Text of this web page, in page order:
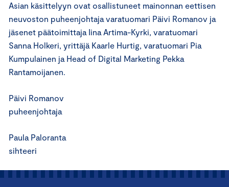
Asian käsittelyyn ovat osallistuneet mainonnan eettisen
neuvoston puheenjohtaja varatuomari Päivi Romanov ja
jäsenet päätoimittaja Iina Artima-Kyrki, varatuomari
Sanna Holkeri, yrittäjä Kaarle Hurtig, varatuomari Pia
Kumpulainen ja Head of Digital Marketing Pekka
Rantamoijanen.
Päivi Romanov
puheenjohtaja
Paula Paloranta
sihteeri